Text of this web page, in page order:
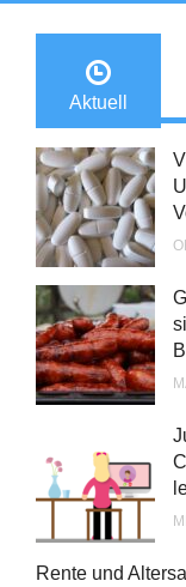
Aktuell
Rente und